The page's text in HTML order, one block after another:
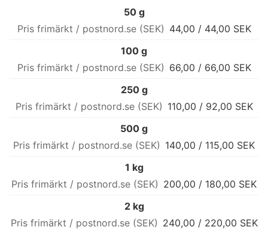
50 g
44,00 / 44,00 SEK
100 g
66,00 / 66,00 SEK
250 g
110,00 / 92,00 SEK
500 g
140,00 / 115,00 SEK
1 kg
200,00 / 180,00 SEK
2 kg
240,00 / 220,00 SEK